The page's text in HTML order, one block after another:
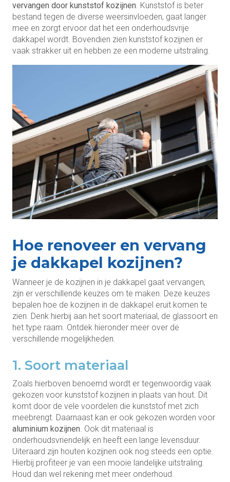
vervangen door kunststof kozijnen. Kunststof is beter
bestand tegen de diverse weersinvloeden, gaat langer
mee en zorgt ervoor dat het een onderhoudsvrije
dakkapel wordt. Bovendien zien kunststof kozijnen er
vaak strakker uit en hebben ze een moderne uitstraling.
Hoe renoveer en vervang
je dakkapel kozijnen?
Wanneer je de kozijnen in je dakkapel gaat vervangen,
zijn er verschillende keuzes om te maken. Deze keuzes
bepalen hoe de kozijnen in de dakkapel eruit komen te
zien. Denk hierbij aan het soort materiaal, de glassoort en
het type raam. Ontdek hieronder meer over de
verschillende mogelijkheden.
1. Soort materiaal
Zoals hierboven benoemd wordt er tegenwoordig vaak
gekozen voor kunststof kozijnen in plaats van hout. Dit
komt door de vele voordelen die kunststof met zich
meebrengt. Daarnaast kan er ook gekozen worden voor
aluminium kozijnen. Ook dit materiaal is
onderhoudsvriendelijk en heeft een lange levensduur.
Uiteraard zijn houten kozijnen ook nog steeds een optie.
Hierbij profiteer je van een mooie landelijke uitstraling.
Houd dan wel rekening met meer onderhoud.